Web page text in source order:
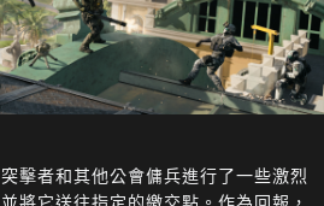
擊者和其他公會傭兵進行了一些激烈
將它送往指定的繳交點。作為回報，